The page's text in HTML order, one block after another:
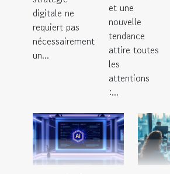
digitale ne
requiert pas
nécessairement
un...
et une
nouvelle
tendance
attire toutes
les
attentions
:...